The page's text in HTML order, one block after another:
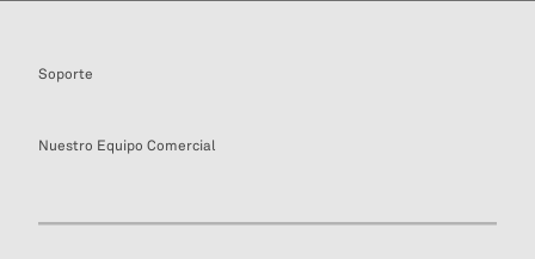
Soporte
Nuestro Equipo Comercial